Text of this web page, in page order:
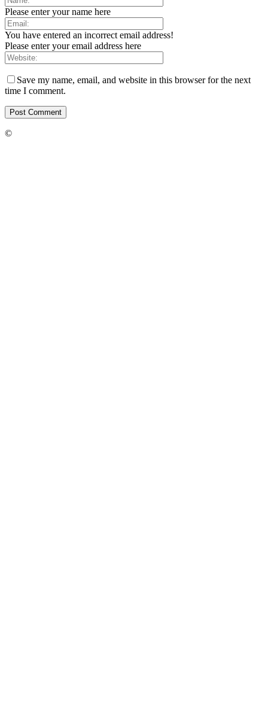
Please enter your name here
You have entered an incorrect email address!
Please enter your email address here
Save my name, email, and website in this browser for the next
time I comment.
©